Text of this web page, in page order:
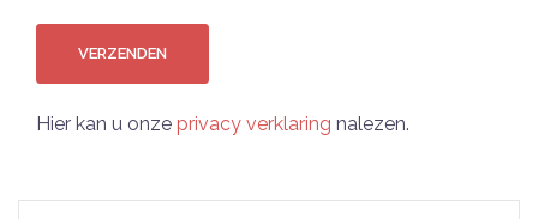
VERZENDEN
Hier kan u onze privacy verklaring nalezen.